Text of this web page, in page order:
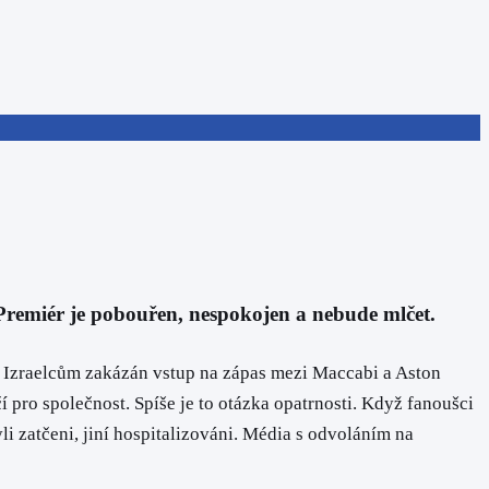
je pobouřen, nespokojen a nebude mlčet.
zakázán vstup na zápas mezi Maccabi a Aston
společnost. Spíše je to otázka opatrnosti. Když fanoušci
zatčeni, jiní hospitalizováni. Média s odvoláním na